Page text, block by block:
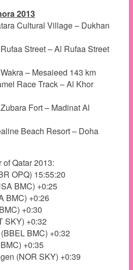
2013
Cultural Village – Dukhan
Street – Al Rufaa Street
– Mesaieed 143 km
Race Track – Al Khor
Fort – Madinat Al
Beach Resort – Doha
Qatar 2013:
OPQ) 15:55:20
BMC) +0:25
BMC) +0:26
+0:30
SKY) +0:32
BMC) +0:32
+0:35
(NOR SKY) +0:39